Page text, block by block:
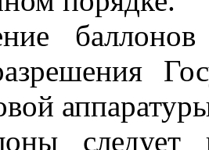
следует